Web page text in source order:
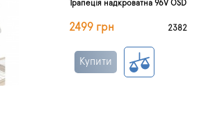
Трапеція надкроватна 96V OSD
2499 грн 2382
Купити